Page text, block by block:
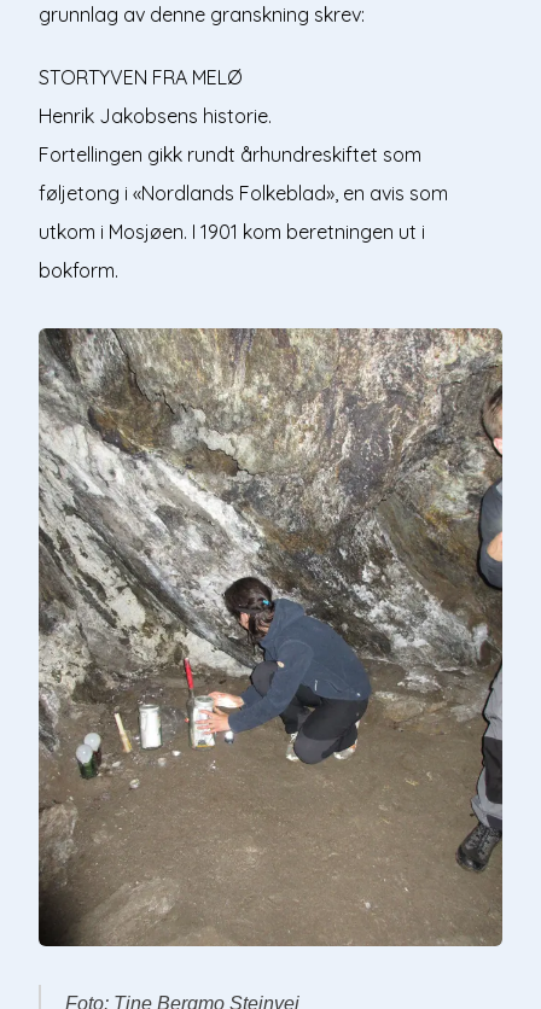
grunnlag av denne granskning skrev:
STORTYVEN FRA MELØ
Henrik Jakobsens historie.
Fortellingen gikk rundt århundreskiftet som
føljetong i «Nordlands Folkeblad», en avis som
utkom i Mosjøen. I 1901 kom beretningen ut i
bokform.
Foto: Tine Bergmo Steinvei